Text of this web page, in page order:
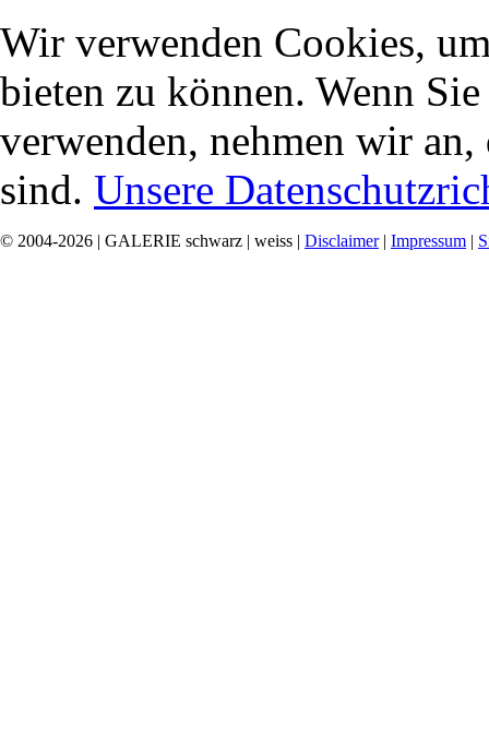
Wir verwenden Cookies,
bieten zu können. Wenn
verwenden, nehmen wir
sind. Unsere
© 2004-2026 | GALERIE schwarz | weiss | Disclaimer| Impressum |